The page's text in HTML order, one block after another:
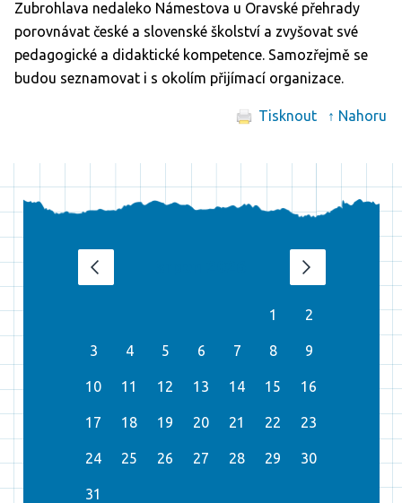
Zubrohlava nedaleko Námestova u Oravské přehrady
porovnávat české a slovenské školství a zvyšovat své
pedagogické a didaktické kompetence. Samozřejmě se
budou seznamovat i s okolím přijímací organizace.
Tisknout ↑ Nahoru
1 2
3 4 5 6 7 8 9
10 11 12 13 14 15 16
17 18 19 20 21 22 23
24 25 26 27 28 29 30
31